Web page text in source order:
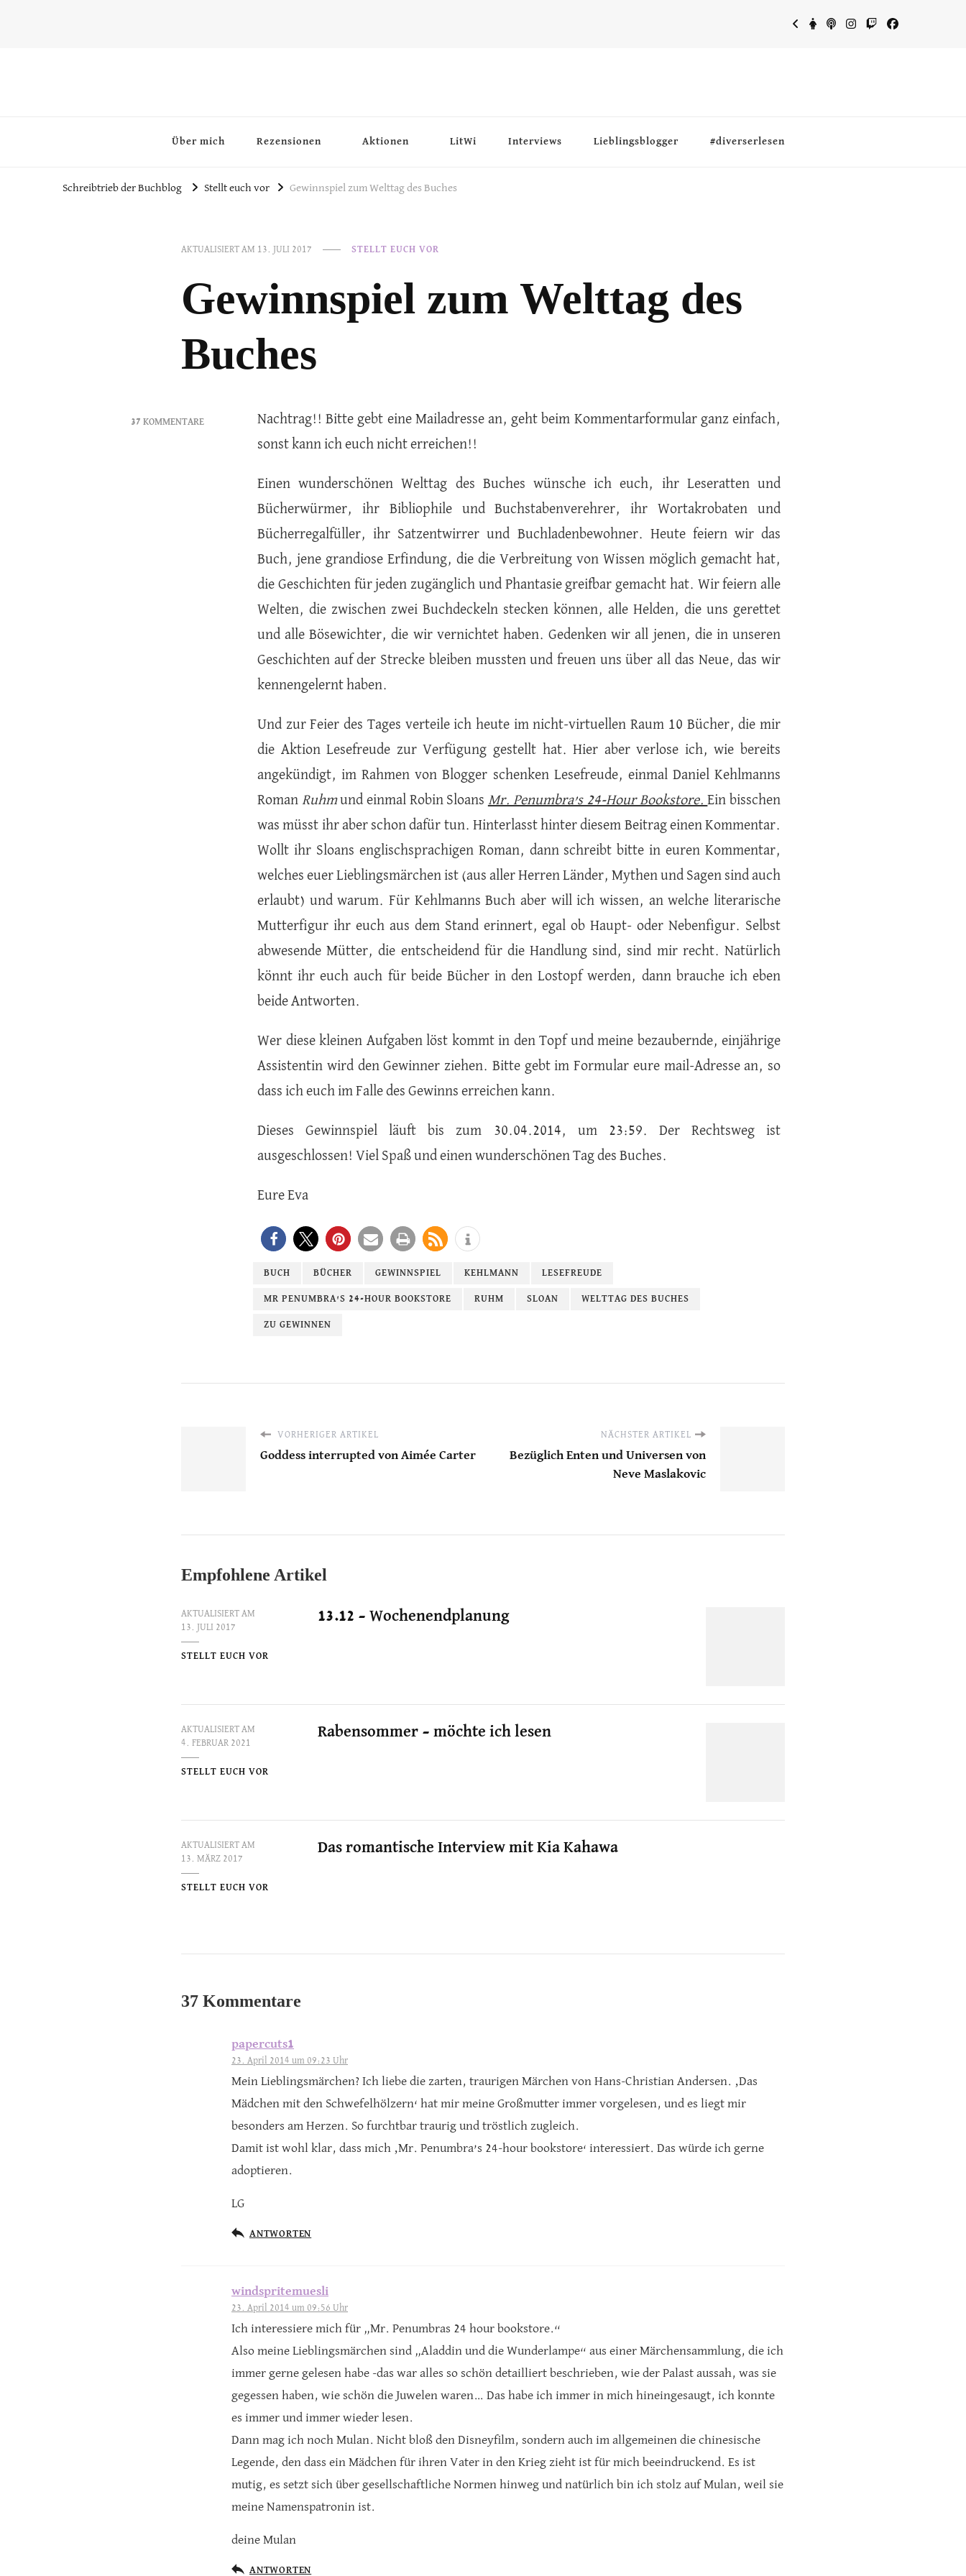
Über mich Rezensionen Aktionen LitWi Interviews Lieblingsblogger #diverserlesen
Schreibtrieb der Buchblog Stellt euch vor Gewinnspiel zum Welttag des Buches
AKTUALISIERT AM 13. JULI 2017 STELLT EUCH VOR
Gewinnspiel zum Welttag des
Buches
37 KOMMENTARE
Nachtrag!! Bitte gebt eine Mailadresse an, geht beim Kommentarformular ganz einfach,
sonst kann ich euch nicht erreichen!!
Einen wunderschönen Welttag des Buches wünsche ich euch, ihr Leseratten und
Bücherwürmer, ihr Bibliophile und Buchstabenverehrer, ihr Wortakrobaten und
Bücherregalfüller, ihr Satzentwirrer und Buchladenbewohner. Heute feiern wir das
Buch, jene grandiose Erfindung, die die Verbreitung von Wissen möglich gemacht hat,
die Geschichten für jeden zugänglich und Phantasie greifbar gemacht hat. Wir feiern alle
Welten, die zwischen zwei Buchdeckeln stecken können, alle Helden, die uns gerettet
und alle Bösewichter, die wir vernichtet haben. Gedenken wir all jenen, die in unseren
Geschichten auf der Strecke bleiben mussten und freuen uns über all das Neue, das wir
kennengelernt haben.
Und zur Feier des Tages verteile ich heute im nicht-virtuellen Raum 10 Bücher, die mir
die Aktion Lesefreude zur Verfügung gestellt hat. Hier aber verlose ich, wie bereits
angekündigt, im Rahmen von Blogger schenken Lesefreude, einmal Daniel Kehlmanns
Roman Ruhmund einmal Robin Sloans Mr. Penumbra’s 24-Hour Bookstore.Ein bisschen
was müsst ihr aber schon dafür tun. Hinterlasst hinter diesem Beitrag einen Kommentar.
Wollt ihr Sloans englischsprachigen Roman, dann schreibt bitte in euren Kommentar,
welches euer Lieblingsmärchen ist (aus aller Herren Länder, Mythen und Sagen sind auch
erlaubt) und warum. Für Kehlmanns Buch aber will ich wissen, an welche literarische
Mutterfigur ihr euch aus dem Stand erinnert, egal ob Haupt- oder Nebenfigur. Selbst
abwesende Mütter, die entscheidend für die Handlung sind, sind mir recht. Natürlich
könnt ihr euch auch für beide Bücher in den Lostopf werden, dann brauche ich eben
beide Antworten.
Wer diese kleinen Aufgaben löst kommt in den Topf und meine bezaubernde, einjährige
Assistentin wird den Gewinner ziehen. Bitte gebt im Formular eure mail-Adresse an, so
dass ich euch im Falle des Gewinns erreichen kann.
Dieses Gewinnspiel läuft bis zum 30.04.2014, um 23:59. Der Rechtsweg ist
ausgeschlossen! Viel Spaß und einen wunderschönen Tag des Buches.
Eure Eva
BUCH BÜCHER GEWINNSPIEL KEHLMANN LESEFREUDE
MR PENUMBRA'S 24-HOUR BOOKSTORE RUHM SLOAN WELTTAG DES BUCHES
ZU GEWINNEN
VORHERIGER ARTIKEL
Goddess interrupted von Aimée Carter
NÄCHSTER ARTIKEL
Bezüglich Enten und Universen von
Neve Maslakovic
Empfohlene Artikel
AKTUALISIERT AM
13. JULI 2017
STELLT EUCH VOR
13.12 – Wochenendplanung
AKTUALISIERT AM
4. FEBRUAR 2021
STELLT EUCH VOR
Rabensommer – möchte ich lesen
AKTUALISIERT AM
13. MÄRZ 2017
STELLT EUCH VOR
Das romantische Interview mit Kia Kahawa
37 Kommentare
papercuts1
23. April 2014 um 09:23 Uhr
Mein Lieblingsmärchen? Ich liebe die zarten, traurigen Märchen von Hans-Christian Andersen. ‚Das
Mädchen mit den Schwefelhölzern‘ hat mir meine Großmutter immer vorgelesen, und es liegt mir
besonders am Herzen. So furchtbar traurig und tröstlich zugleich.
Damit ist wohl klar, dass mich ‚Mr. Penumbra’s 24-hour bookstore‘ interessiert. Das würde ich gerne
adoptieren.
LG
ANTWORTEN
windspritemuesli
23. April 2014 um 09:56 Uhr
Ich interessiere mich für „Mr. Penumbras 24 hour bookstore.“
Also meine Lieblingsmärchen sind „Aladdin und die Wunderlampe“ aus einer Märchensammlung, die ich
immer gerne gelesen habe -das war alles so schön detailliert beschrieben, wie der Palast aussah, was sie
gegessen haben, wie schön die Juwelen waren… Das habe ich immer in mich hineingesaugt, ich konnte
es immer und immer wieder lesen.
Dann mag ich noch Mulan. Nicht bloß den Disneyfilm, sondern auch im allgemeinen die chinesische
Legende, den dass ein Mädchen für ihren Vater in den Krieg zieht ist für mich beeindruckend. Es ist
mutig, es setzt sich über gesellschaftliche Normen hinweg und natürlich bin ich stolz auf Mulan, weil sie
meine Namenspatronin ist.
deine Mulan
ANTWORTEN